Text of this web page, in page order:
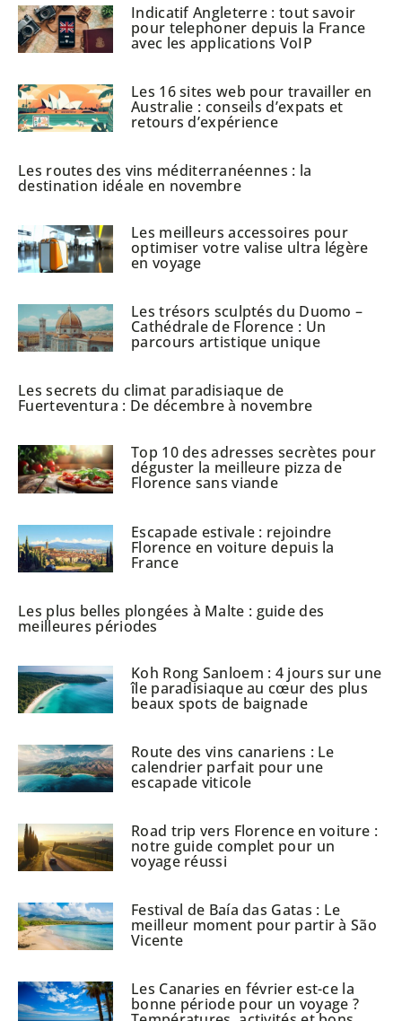
Indicatif Angleterre : tout savoir
pour telephoner depuis la France
avec les applications VoIP
Les 16 sites web pour travailler en
Australie : conseils d’expats et
retours d’expérience
Les routes des vins méditerranéennes : la
destination idéale en novembre
Les meilleurs accessoires pour
optimiser votre valise ultra légère
en voyage
Les trésors sculptés du Duomo –
Cathédrale de Florence : Un
parcours artistique unique
Les secrets du climat paradisiaque de
Fuerteventura : De décembre à novembre
Top 10 des adresses secrètes pour
déguster la meilleure pizza de
Florence sans viande
Escapade estivale : rejoindre
Florence en voiture depuis la
France
Les plus belles plongées à Malte : guide des
meilleures périodes
Koh Rong Sanloem : 4 jours sur une
île paradisiaque au cœur des plus
beaux spots de baignade
Route des vins canariens : Le
calendrier parfait pour une
escapade viticole
Road trip vers Florence en voiture :
notre guide complet pour un
voyage réussi
Festival de Baía das Gatas : Le
meilleur moment pour partir à São
Vicente
Les Canaries en février est-ce la
bonne période pour un voyage ?